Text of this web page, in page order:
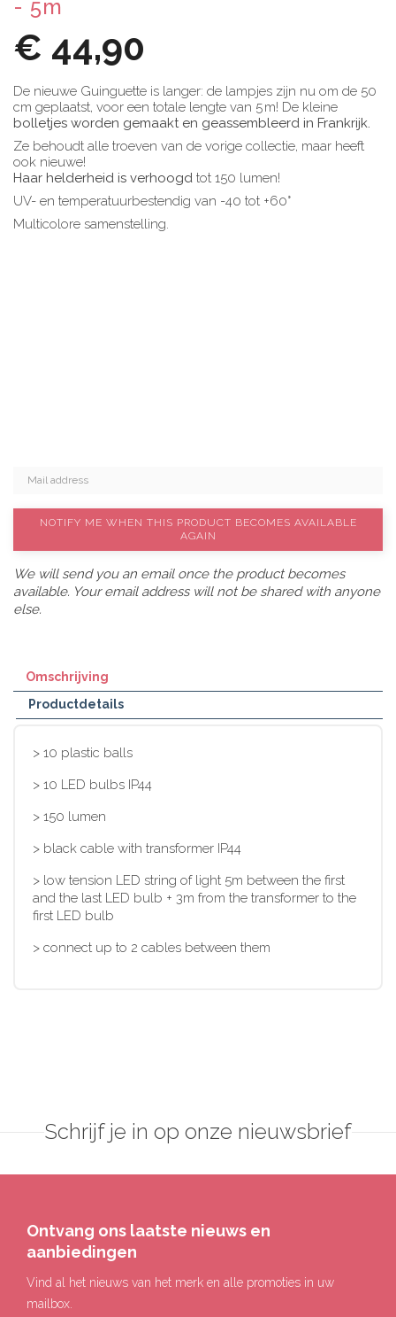
- 5m
€ 44,90
De nieuwe Guinguette is langer: de lampjes zijn nu om de 50
cm geplaatst, voor een totale lengte van 5 m! De kleine
bolletjes worden gemaakt en geassembleerd in Frankrijk.
Ze behoudt alle troeven van de vorige collectie, maar heeft
ook nieuwe!
Haar helderheid is verhoogd tot 150 lumen!
UV- en temperatuurbestendig van -40 tot +60°
Multicolore samenstelling.
NOTIFY ME WHEN THIS PRODUCT BECOMES AVAILABLE
AGAIN
We will send you an email once the product becomes
available. Your email address will not be shared with anyone
else.
Omschrijving
Productdetails
> 10 plastic balls
> 10 LED bulbs IP44
> 150 lumen
> black cable with transformer IP44
> low tension LED string of light 5m between the first
and the last LED bulb + 3m from the transformer to the
first LED bulb
> connect up to 2 cables between them
Schrijf je in op onze nieuwsbrief
Ontvang ons laatste nieuws en
aanbiedingen
Vind al het nieuws van het merk en alle promoties in uw
mailbox.